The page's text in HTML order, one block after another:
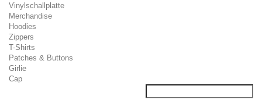
Vinylschallplatte
Merchandise
Hoodies
Zippers
T-Shirts
Patches & Buttons
Girlie
Cap